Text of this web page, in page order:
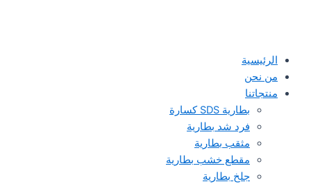
الرئيسية
من نحن
منتجاتنا
بطارية SDS كسارة
فرد شد بطارية
مثقب بطارية
مقطع خشب بطارية
جلخ بطارية